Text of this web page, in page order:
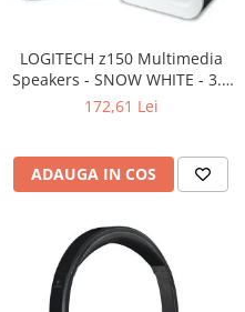
LOGITECH z150 Multimedia
Speakers - SNOW WHITE - 3.5
MM - EU
172,61 Lei
ADAUGA IN COS